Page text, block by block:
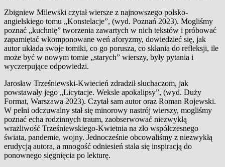
Zbigniew Milewski czytał wiersze z najnowszego polsko-
angielskiego tomu „Konstelacje”, (wyd. Poznań 2023). Mogliśmy
poznać „kuchnię” tworzenia zawartych w nich tekstów i próbować
zapamiętać wkomponowane weń aforyzmy, dowiedzieć się, jak
autor układa swoje tomiki, co go porusza, co skłania do refleksji, ile
może być w nowym tomie „starych” wierszy, były pytania i
wyczerpujące odpowiedzi.
Jarosław Trześniewski-Kwiecień zdradził słuchaczom, jak
powstawały jego „Licytacje. Weksle apokalipsy”, (wyd. Duży
Format, Warszawa 2023). Czytał sam autor oraz Roman Rojewski.
W pełni odczuwalny stał się minorowy nastrój wierszy, mogliśmy
poznać echa rodzinnych traum, zaobserwować niezwykłą
wrażliwość Trześniewskiego-Kwietnia na zło współczesnego
świata, pandemie, wojny. Jednocześnie obcowaliśmy z niezwykłą
erudycją autora, a mnogość odniesień stała się inspiracją do
ponownego sięgnięcia po lekturę.